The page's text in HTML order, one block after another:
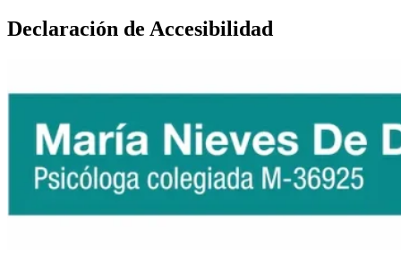
Declaración de Accesibilidad